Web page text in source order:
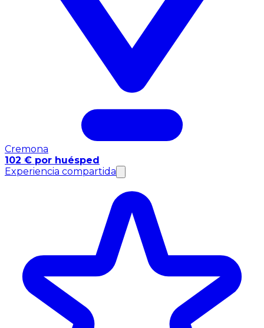
Cremona
102 € por huésped
Experiencia compartida